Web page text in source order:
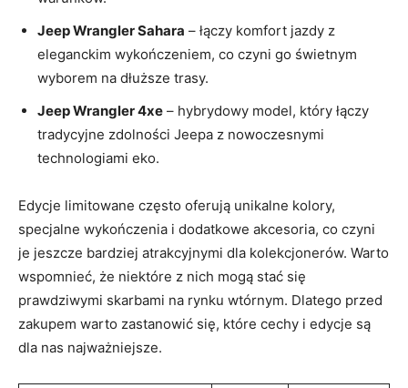
Jeep Wrangler Sahara – łączy komfort jazdy z
eleganckim wykończeniem, co czyni go świetnym
wyborem na dłuższe trasy.
Jeep Wrangler 4xe – hybrydowy model, który łączy
tradycyjne zdolności Jeepa z nowoczesnymi
technologiami eko.
Edycje limitowane często oferują unikalne kolory,
specjalne wykończenia i dodatkowe akcesoria, co czyni
je jeszcze bardziej atrakcyjnymi dla kolekcjonerów. Warto
wspomnieć, że niektóre z nich mogą stać się
prawdziwymi skarbami na rynku wtórnym. Dlatego przed
zakupem warto zastanowić się, które cechy i edycje są
dla nas najważniejsze.